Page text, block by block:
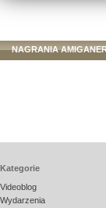
NAGRANIA
Kategorie
Videoblog
Wydarzenia